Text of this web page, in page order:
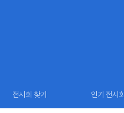
전시회 찾기 인기 전시회